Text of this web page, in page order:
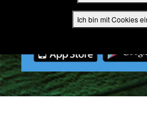
Ich bin mit Cookies